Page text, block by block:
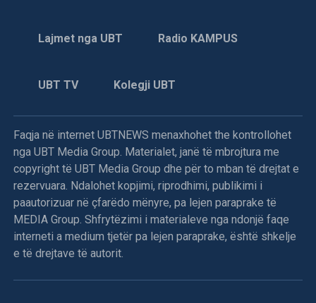
Lajmet nga UBT Radio KAMPUS
UBT TV Kolegji UBT
Faqja në internet UBTNEWS menaxhohet the kontrollohet
nga UBT Media Group. Materialet, janë të mbrojtura me
copyright të UBT Media Group dhe për to mban të drejtat e
rezervuara. Ndalohet kopjimi, riprodhimi, publikimi i
paautorizuar në çfarëdo mënyre, pa lejen paraprake të
MEDIA Group. Shfrytëzimi i materialeve nga ndonjë faqe
interneti a medium tjetër pa lejen paraprake, është shkelje
e të drejtave të autorit.